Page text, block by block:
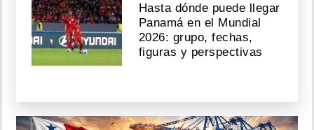
Hasta dónde puede llegar
Panamá en el Mundial
2026: grupo, fechas,
figuras y perspectivas